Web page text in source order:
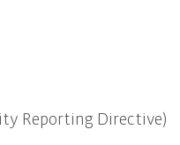
Reporting Directive)